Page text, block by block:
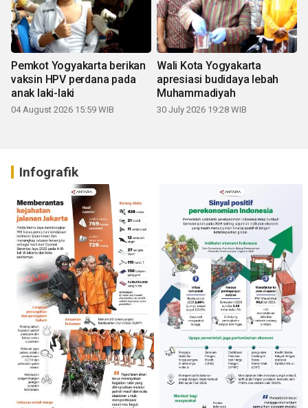
Pemkot Yogyakarta berikan
vaksin HPV perdana pada
anak laki-laki
04 August 2026 15:59 WIB
Wali Kota Yogyakarta
apresiasi budidaya lebah
Muhammadiyah
30 July 2026 19:28 WIB
Infografik